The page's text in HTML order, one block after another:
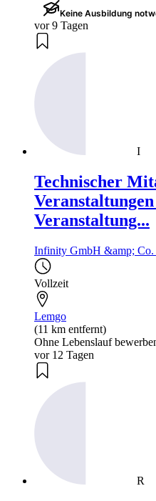
Keine Ausbildung
vor 9 Tagen
I
Technischer
Veranstaltung...
Infinity GmbH &amp;
Vollzeit
Lemgo
(11 km entfernt)
Ohne Lebenslauf
vor 12 Tagen
R